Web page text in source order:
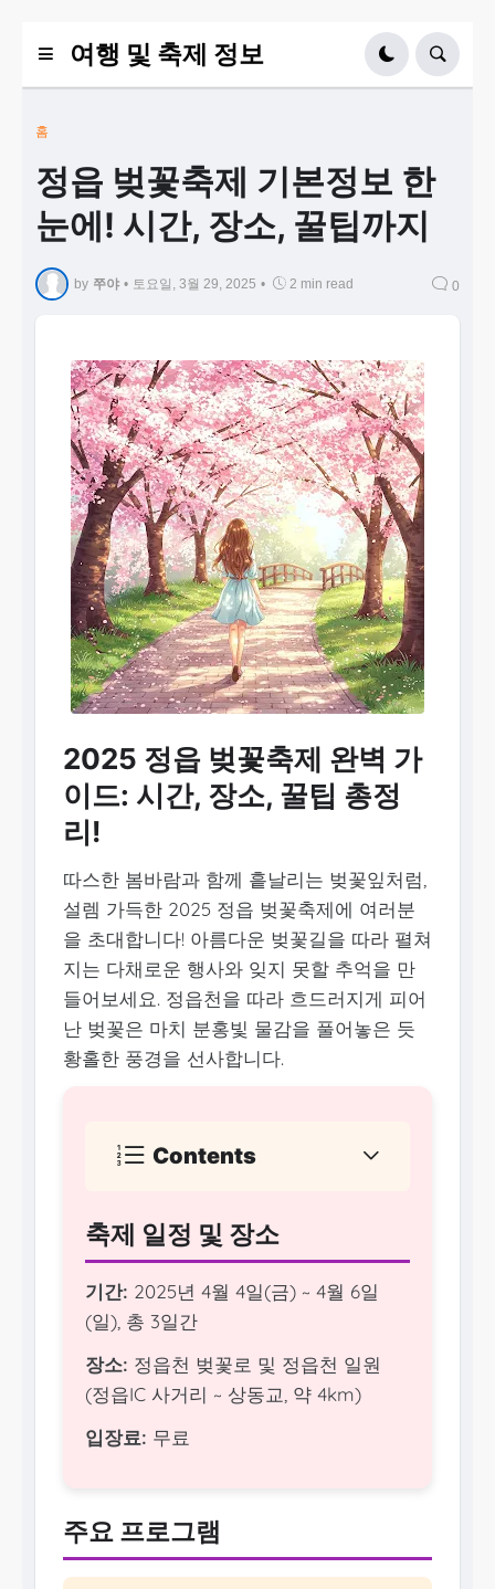
여행 및 축제 정보
홈
정읍 벚꽃축제 기본정보 한
눈에! 시간, 장소, 꿀팁까지
by 쭈야 • 토요일, 3월 29, 2025 • 2 min read 0
2025 정읍 벚꽃축제 완벽 가
이드: 시간, 장소, 꿀팁 총정
리!
따스한 봄바람과 함께 흩날리는 벚꽃잎처럼,
설렘 가득한 2025 정읍 벚꽃축제에 여러분
을 초대합니다! 아름다운 벚꽃길을 따라 펼쳐
지는 다채로운 행사와 잊지 못할 추억을 만
들어보세요. 정읍천을 따라 흐드러지게 피어
난 벚꽃은 마치 분홍빛 물감을 풀어놓은 듯
황홀한 풍경을 선사합니다.
Contents
축제 일정 및 장소
기간: 2025년 4월 4일(금) ~ 4월 6일
(일), 총 3일간
장소: 정읍천 벚꽃로 및 정읍천 일원
(정읍IC 사거리 ~ 상동교, 약 4km)
입장료: 무료
주요 프로그램